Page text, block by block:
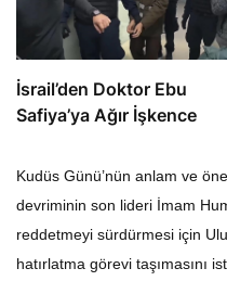
İsrail’den Doktor Ebu
Safiya’ya Ağır İşkence
Kudüs Günü’nün anlam ve
devriminin son lideri İmam
reddetmeyi sürdürmesi için
hatırlatma görevi taşımasını